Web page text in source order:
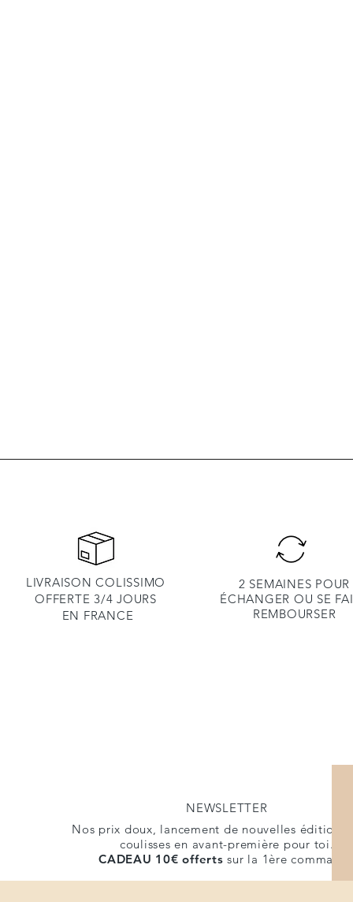
LIVRAISON COLISSIMO
OFFERTE 3/4 JOURS
EN FRANCE
2 SEMAINES POUR
ÉCHANGER OU SE
REMBOURSER
NEWSLETTER
Nos prix doux, lancement de nouvelles éditions
coulisses en avant-première pour toi.
CADEAU 10€ offerts sur la 1ère